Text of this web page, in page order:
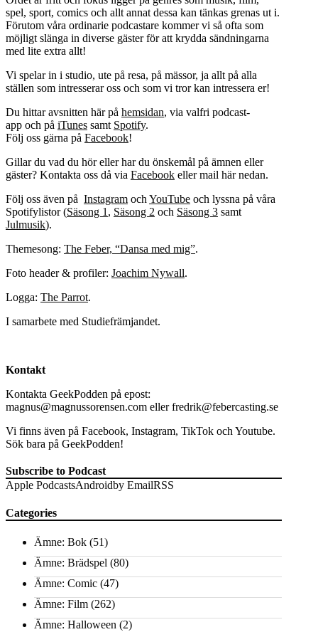
spel, sport, comics och allt annat dessa kan tänkas grenas ut i.
Förutom våra ordinarie podcastare kommer vi så ofta som
möjligt slänga in diverse gäster för att krydda sändningarna
med lite extra allt!
Vi spelar in i studio, ute på resa, på mässor, ja allt på alla
ställen som intresserar oss och som vi tror kan intressera er!
Du hittar avsnitten här på hemsidan, via valfri podcast-
app och på iTunes samt Spotify.
Följ oss gärna på Facebook!
Gillar du vad du hör eller har du önskemål på ämnen eller
gäster? Kontakta oss då via Facebook eller mail här nedan.
Följ oss även på Instagram och YouTube och lyssna på våra
Spotifylistor (Säsong 1 , Säsong 2 och Säsong 3 samt
Julmusik).
Themesong: The Feber, “Dansa med mig”.
Foto header & profiler: Joachim Nywall.
Logga: The Parrot.
I samarbete med Studiefrämjandet.
Kontakt
Kontakta GeekPodden på epost:
magnus@magnussorensen.com eller fredrik@febercasting.se
Vi finns även på Facebook, Instagram, TikTok och Youtube.
Sök bara på GeekPodden!
Subscribe to Podcast
Apple PodcastsAndroidby EmailRSS
Categories
Ämne: Bok (51)
Ämne: Brädspel (80)
Ämne: Comic (47)
Ämne: Film (262)
Ämne: Halloween (2)